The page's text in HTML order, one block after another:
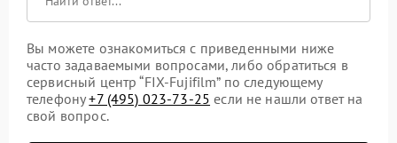
Вы можете ознакомиться с приведенными ниже
часто задаваемыми вопросами, либо обратиться в
сервисный центр “FIX-Fujifilm” по следующему
телефону+7 (495) 023-73-25 если не нашли ответ на
свой вопрос.